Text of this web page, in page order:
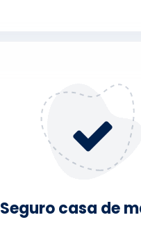
Seguro casa de